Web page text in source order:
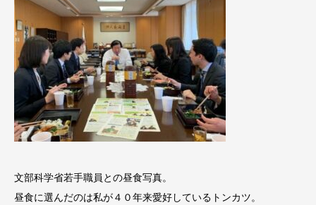
文部科学省若手職員との昼食写真。
昼食に選んだのは私が４０年来愛好しているトンカツ。